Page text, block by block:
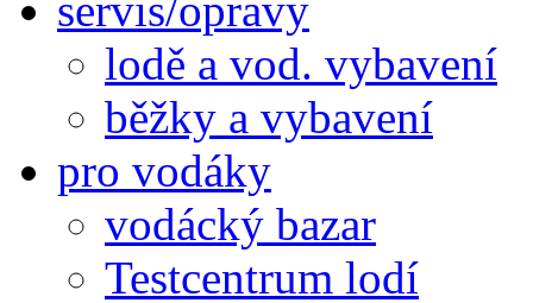
lodě a vod. vybavení
běžky a vybavení
pro vodáky
vodácký bazar
Testcentrum lodí